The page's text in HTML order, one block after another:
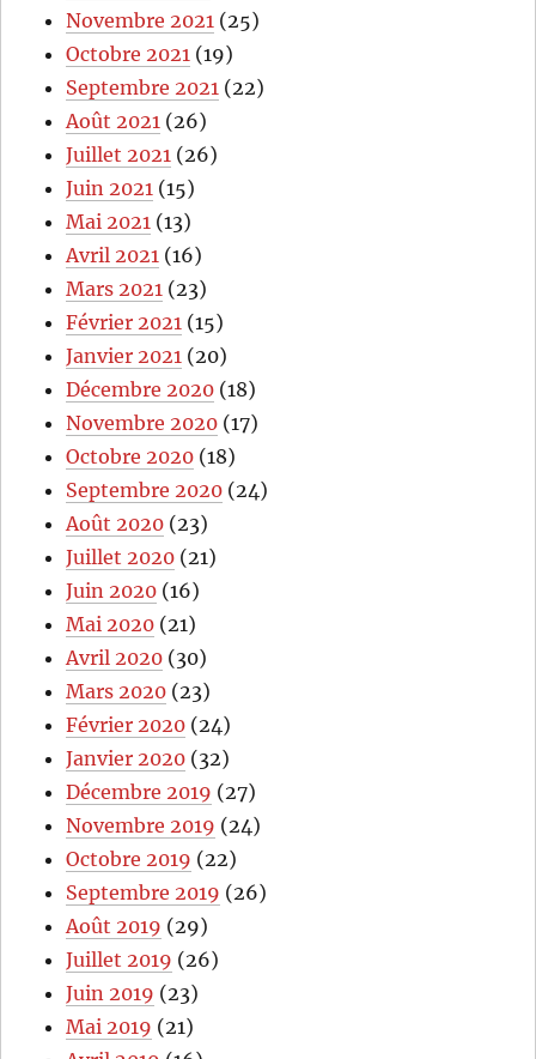
Novembre 2021 (25)
Octobre 2021 (19)
Septembre 2021 (22)
Août 2021 (26)
Juillet 2021 (26)
Juin 2021 (15)
Mai 2021 (13)
Avril 2021 (16)
Mars 2021 (23)
Février 2021 (15)
Janvier 2021 (20)
Décembre 2020 (18)
Novembre 2020 (17)
Octobre 2020 (18)
Septembre 2020 (24)
Août 2020 (23)
Juillet 2020 (21)
Juin 2020 (16)
Mai 2020 (21)
Avril 2020 (30)
Mars 2020 (23)
Février 2020 (24)
Janvier 2020 (32)
Décembre 2019 (27)
Novembre 2019 (24)
Octobre 2019 (22)
Septembre 2019 (26)
Août 2019 (29)
Juillet 2019 (26)
Juin 2019 (23)
Mai 2019 (21)